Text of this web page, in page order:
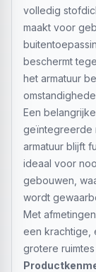
volledig
maakt voor
beschermt
het armatuur
Een
geïntegreerde
armatuur blijft
ideaal voor
gebouwen,
wordt
Met
een krachtige,
grotere